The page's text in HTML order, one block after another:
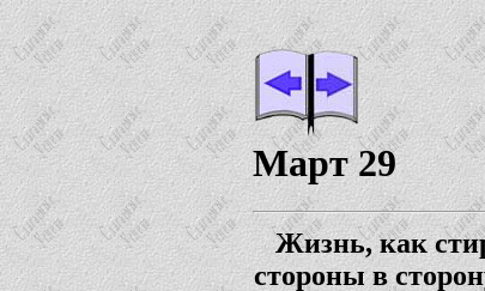
Март 29
Жизнь, как
стороны в